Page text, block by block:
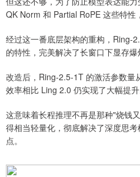
QK Norm 和 Partial RoPE 这些特性
经过这一番底层架构的重构，Ring-
的特性，完美解决了长窗口下显存爆
改造后，Ring-2.5-1T 的激活参数量
效率相比 Ling 2.0 仍实现了大幅提升
这意味着长程推理不再是那种"烧钱
得相当轻量化，彻底解决了深度思
点。